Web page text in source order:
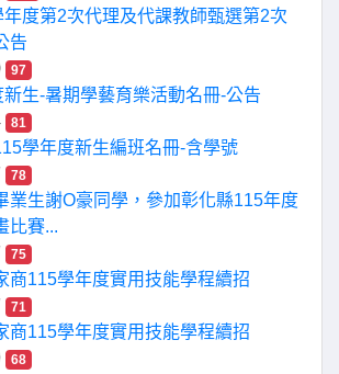
度第2次代理及代課教師甄選第2次
告
97
生-暑期學藝育樂活動名冊-公告
81
學年度新生編班名冊-含學號
78
業生謝O豪同學，參加彰化縣115年度
比賽...
75
商115學年度實用技能學程續招
71
商115學年度實用技能學程續招
68